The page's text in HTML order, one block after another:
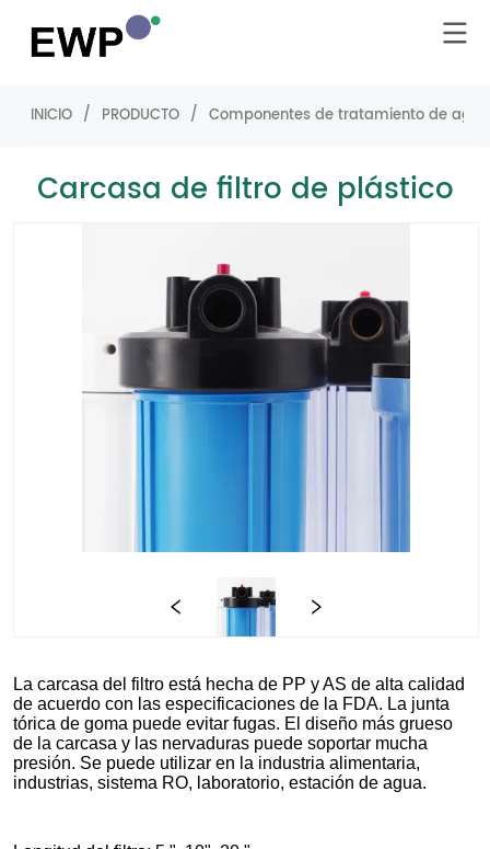
INICIO / PRODUCTO / Componentes de tratamiento de agua
Carcasa de filtro de plástico